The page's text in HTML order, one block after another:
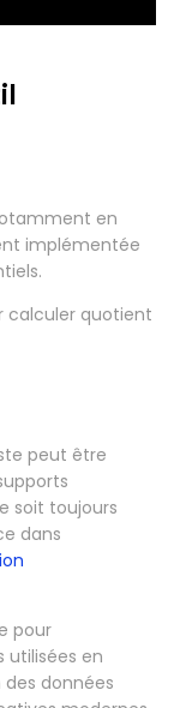
en
implémentée
calculer quotient
peut être
soit toujours
dans
pour
utilisées en
données